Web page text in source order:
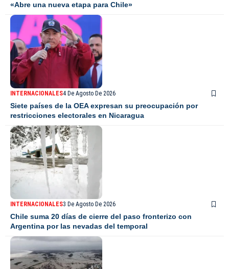
«Abre una nueva etapa para Chile»
INTERNACIONALES4 De Agosto De 2026
Siete países de la OEA expresan su preocupación por
restricciones electorales en Nicaragua
INTERNACIONALES3 De Agosto De 2026
Chile suma 20 días de cierre del paso fronterizo con
Argentina por las nevadas del temporal